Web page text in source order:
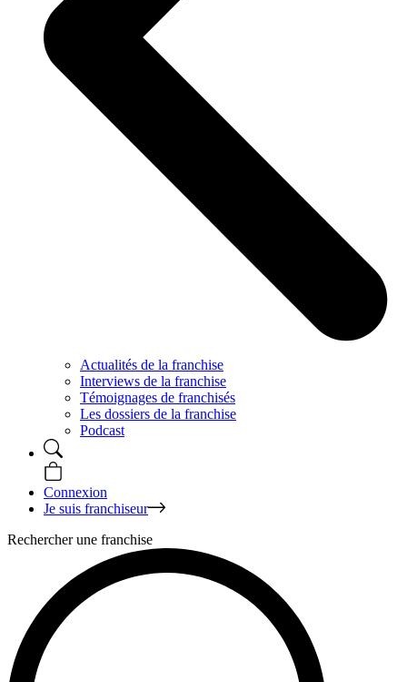
Actualités de la franchise
Interviews de la franchise
Témoignages de franchisés
Les dossiers de la franchise
Podcast
Connexion
Je suis franchiseur
Rechercher une franchise